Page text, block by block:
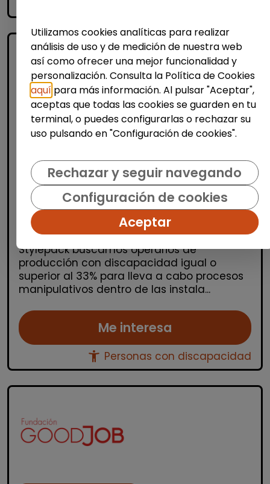
Logística, Almacén y Compras
Producción, Industria y Calidad
Operario/a de producción (alcalá de
henares)
| España(Madrid)
OPERARIOS/AS DE PRODUCCIÓN Desde
Stylepack buscamos operarios de
producción con discapacidad igual o
superior al 33% para lleva a cabo procesos
manipulativos dentro de las instala...
Me interesa
accessibility_new Personas con discapacidad
Utilizamos cookies analíticas para realizar
análisis de uso y de medición de nuestra web
así como ofrecer una mejor funcionalidad y
personalización. Consulta la Política de Cookies
aquí para más información. Al pulsar "Aceptar",
aceptas que todas las cookies se guarden en tu
terminal, o puedes configurarlas o rechazar su
uso pulsando en "Configuración de cookies".
Rechazar y seguir navegando
Configuración de cookies
Aceptar